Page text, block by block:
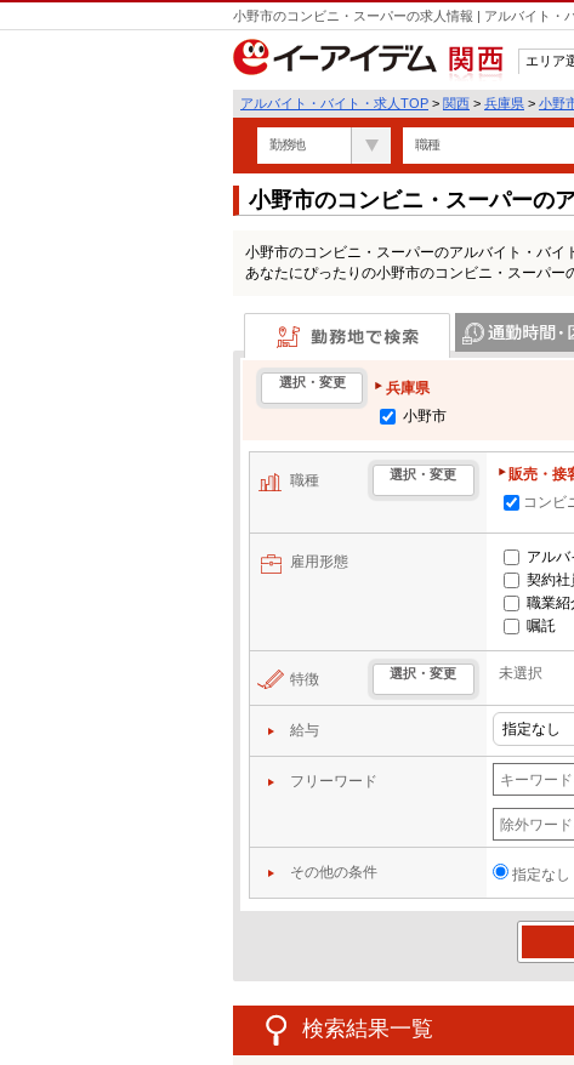
小野市のコンビニ・スーパーの求人情報 | アルバイト・
関西
エリア
アルバイト・バイト・求人TOP > 関西 > 兵庫県 > 小野
勤務地 職種
小野市のコンビニ・スーパーの
小野市のコンビニ・スーパーのアルバイト・バイ
あなたにぴったりの小野市のコンビニ・スーパー
勤務地で検索
選択・変更
兵庫県
小野市
職種 選択・変更
販売・接
コンビ
雇用形態 アルバ
契約社
職業紹
嘱託
特徴 選択・変更 未選択
給与
フリーワード
その他の条件 指定なし
検索結果一覧